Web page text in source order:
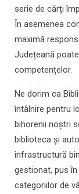
serie de cărți
În asemenea
maximă
Județeană
competențelor.
Ne dorim ca
întâlnire pentru
bihorenii noștri
biblioteca și
infrastructură
gestionat, pus
categoriilor de